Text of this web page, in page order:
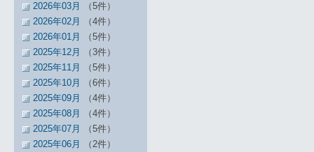
2026年03月
（5件）
2026年02月
（4件）
2026年01月
（5件）
2025年12月
（3件）
2025年11月
（5件）
2025年10月
（6件）
2025年09月
（4件）
2025年08月
（4件）
2025年07月
（5件）
2025年06月
（2件）